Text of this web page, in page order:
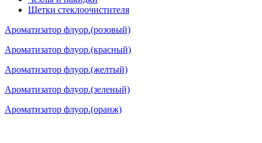
Щетки стеклоочистителя
Ароматизатор флуор.(розовый)
Ароматизатор флуор.(красный)
Ароматизатор флуор.(желтый)
Ароматизатор флуор.(зеленый)
Ароматизатор флуор.(оранж)